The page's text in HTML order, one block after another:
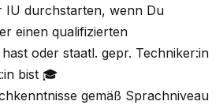
IU durchstarten, wenn Du
einen qualifizierten
oder staatl. gepr. Techniker:in
bist 🎓
gemäß Sprachniveau